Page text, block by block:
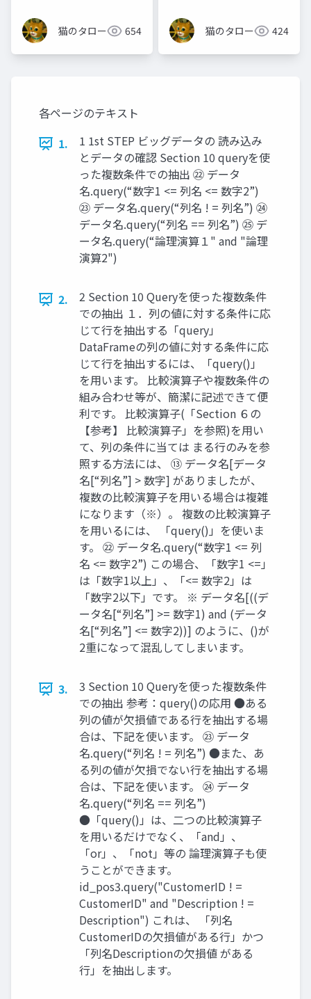
猫のタロー 654 猫のタロー 424
各ページのテキスト
1.
1 1st STEP ビッグデータの 読み込み
とデータの確認 Section 10 queryを使
った複数条件での抽出 ㉒ データ
名.query(“数字1 <= 列名 <= 数字2”)
㉓ データ名.query(“列名 ! = 列名”) ㉔
データ名.query(“列名 == 列名”) ㉕ デ
ータ名.query(“論理演算１" and "論理
演算2")
2.
2 Section 10 Queryを使った複数条件
での抽出 １．列の値に対する条件に応
じて行を抽出する「query」
DataFrameの列の値に対する条件に応
じて行を抽出するには、「query()」
を用います。 比較演算子や複数条件の
組み合わせ等が、簡潔に記述できて便
利です。 比較演算子(「Section ６の
【参考】 比較演算子」を参照)を用い
て、列の条件に当ては まる行のみを参
照する方法には、 ⑬ データ名[データ
名[“列名”] > 数字] がありましたが、
複数の比較演算子を用いる場合は複雑
になります（※）。 複数の比較演算子
を用いるには、 「query()」を使いま
す。 ㉒ データ名.query(“数字1 <= 列
名 <= 数字2”) この場合、「数字1 <=」
は「数字1以上」、「<= 数字2」は
「数字2以下」です。 ※ データ名[((デ
ータ名[“列名”] >= 数字1) and (データ
名[“列名”] <= 数字2))] のように、()が
2重になって混乱してしまいます。
3.
3 Section 10 Queryを使った複数条件
での抽出 参考：query()の応用 ●ある
列の値が欠損値である行を抽出する場
合は、下記を使います。 ㉓ データ
名.query(“列名 ! = 列名”) ●また、あ
る列の値が欠損でない行を抽出する場
合は、下記を使います。 ㉔ データ
名.query(“列名 == 列名”)
●「query()」は、二つの比較演算子
を用いるだけでなく、「and」、
「or」、「not」等の 論理演算子も使
うことができます。
id_pos3.query("CustomerID ! =
CustomerID" and "Description ! =
Description") これは、 「列名
CustomerIDの欠損値がある行」かつ
「列名Descriptionの欠損値 がある
行」を抽出します。